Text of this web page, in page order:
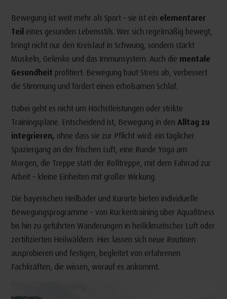
Bewegung ist weit mehr als Sport – sie ist ein elementarer
Teil eines gesunden Lebensstils. Wer sich regelmäßig bewegt,
bringt nicht nur den Kreislauf in Schwung, sondern stärkt
Muskeln, Gelenke und das Immunsystem. Auch die mentale
Gesundheit profitiert: Bewegung baut Stress ab, verbessert
die Stimmung und fördert einen erholsamen Schlaf.
Dabei geht es nicht um Höchstleistungen oder strikte
Trainingspläne. Entscheidend ist, Bewegung in den Alltag zu
integrieren, ohne dass sie zur Pflicht wird: ein täglicher
Spaziergang an der frischen Luft, eine Runde Yoga am
Morgen, die Treppe statt der Rolltreppe, mit dem Fahrrad zur
Arbeit – kleine Einheiten mit großer Wirkung.
Die bayerischen Heilbäder und Kurorte bieten individuelle
Bewegungsprogramme – von Rückentraining über Aquafitness
bis hin zu geführten Wanderungen in heilklimatischer Luft oder
zertifizierten Heilwäldern. Hier lassen sich neue Routinen
ausprobieren und festigen, begleitet von erfahrenen
Fachkräften, die wissen, worauf es ankommt.